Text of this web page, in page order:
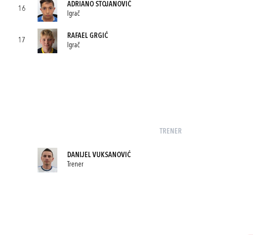
16
ADRIANO STOJANOVIĆ
Igrač
17
RAFAEL GRGIĆ
Igrač
TRENER
DANIJEL VUKSANOVIĆ
Trener